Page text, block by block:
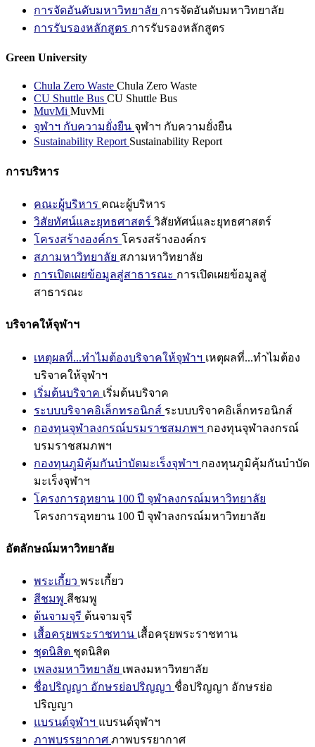
การจัดอันดับมหาวิทยาลัย การจัดอันดับมหาวิทยาลัย
การรับรองหลักสูตร การรับรองหลักสูตร
Green University
Chula Zero Waste Chula Zero Waste
CU Shuttle Bus CU Shuttle Bus
MuvMi MuvMi
จุฬาฯ กับความยั่งยืน จุฬาฯ กับความยั่งยืน
Sustainability Report Sustainability Report
การบริหาร
คณะผู้บริหาร คณะผู้บริหาร
วิสัยทัศน์และยุทธศาสตร์ วิสัยทัศน์และยุทธศาสตร์
โครงสร้างองค์กร โครงสร้างองค์กร
สภามหาวิทยาลัย สภามหาวิทยาลัย
การเปิดเผยข้อมูลสู่สาธารณะ การเปิดเผยข้อมูลสู่
สาธารณะ
บริจาคให้จุฬาฯ
เหตุผลที่...ทำไมต้องบริจาคให้จุฬาฯ เหตุผลที่...ทำไมต้อง
บริจาคให้จุฬาฯ
เริ่มต้นบริจาค เริ่มต้นบริจาค
ระบบบริจาคอิเล็กทรอนิกส์ ระบบบริจาคอิเล็กทรอนิกส์
กองทุนจุฬาลงกรณ์บรมราชสมภพฯ กองทุนจุฬาลงกรณ์
บรมราชสมภพฯ
กองทุนภูมิคุ้มกันบำบัดมะเร็งจุฬาฯ กองทุนภูมิคุ้มกันบำบัด
มะเร็งจุฬาฯ
โครงการอุทยาน 100 ปี จุฬาลงกรณ์มหาวิทยาลัย
โครงการอุทยาน 100 ปี จุฬาลงกรณ์มหาวิทยาลัย
อัตลักษณ์มหาวิทยาลัย
พระเกี้ยว พระเกี้ยว
สีชมพู สีชมพู
ต้นจามจุรี ต้นจามจุรี
เสื้อครุยพระราชทาน เสื้อครุยพระราชทาน
ชุดนิสิต ชุดนิสิต
เพลงมหาวิทยาลัย เพลงมหาวิทยาลัย
ชื่อปริญญา อักษรย่อปริญญา ชื่อปริญญา อักษรย่อ
ปริญญา
แบรนด์จุฬาฯ แบรนด์จุฬาฯ
ภาพบรรยากาศ ภาพบรรยากาศ